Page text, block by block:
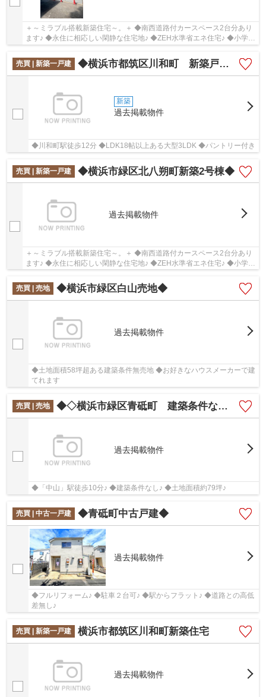
＋～ミラブル搭載新築住宅～。＋ ◆南西道路付カースペース2台分あり
ます♪ ◆永住に相応しい閑静な住宅地♪ ◆ZEH水準省エネ住宅♪ ◆小学校
売買 | 新築一戸建
◆横浜市都筑区川和町 新築戸建て◆
新築
過去掲載物件
◆川和町駅徒歩12分 ◆LDK18帖以上ある大型3LDK ◆パントリー付き
売買 | 新築一戸建 ◆横浜市緑区北八朔町新築2号棟◆
過去掲載物件
＋～ミラブル搭載新築住宅～。＋ ◆南西道路付カースペース2台分あり
ます♪ ◆永住に相応しい閑静な住宅地♪ ◆ZEH水準省エネ住宅♪ ◆小学校
売買 | 売地
◆横浜市緑区白山売地◆
過去掲載物件
◆土地面積58坪超ある建築条件無売地 ◆お好きなハウスメーカーで建
てれます
売買 | 売地 ◆◇横浜市緑区青砥町 建築条件なし売地◇◆
過去掲載物件
◆「中山」駅徒歩10分♪ ◆建築条件なし♪ ◆土地面積約79坪♪
売買 | 中古一戸建 ◆青砥町中古戸建◆
過去掲載物件
◆フルリフォーム♪ ◆駐車２台可♪ ◆駅からフラット♪ ◆道路との高低
差無し♪
売買 | 新築一戸建 横浜市都筑区川和町新築住宅
過去掲載物件